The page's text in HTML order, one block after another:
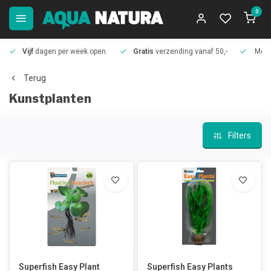
0
Vijf dagen per week open. Gratis verzending vanaf 50,-
Terug
Kunstplanten
Filters
Superfish Easy Plant Superfish Easy Plants